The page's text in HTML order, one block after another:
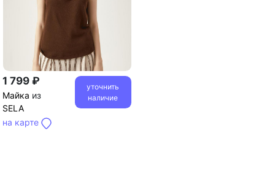
1 799 ₽
Майка из
SELA
на карте
уточнить
наличие